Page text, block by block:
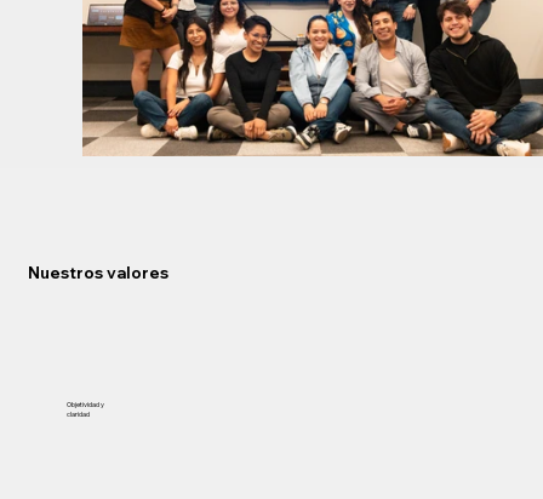
Objetividad y
claridad
Nuestros valores